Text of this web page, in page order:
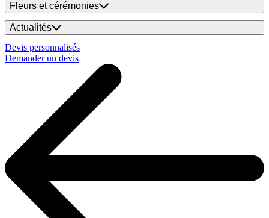
Fleurs et cérémonies
Actualités
Devis personnalisés
Demander un devis